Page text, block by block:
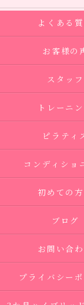
よくある
お客様の
スタッフ
トレーニ
ピラティ
コンディショ
初めての
ブログ
お問い合
プライバシー